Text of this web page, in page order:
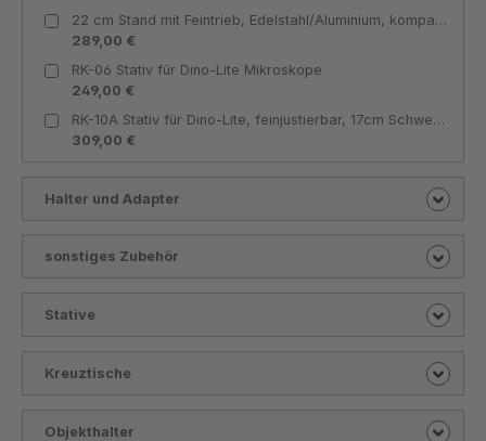
22 cm Stand mit Feintrieb, Edelstahl/Aluminium, kompatibel mit allen Dino‑Lite Modellen - Dino-Lite
289,00 €
RK-06 Stativ für Dino-Lite Mikroskope
249,00 €
RK-10A Stativ für Dino-Lite, feinjustierbar, 17cm Schwenkarm, Schnellspannknopf, Metallbauweise - Dino-Lite
309,00 €
Halter und Adapter
sonstiges Zubehör
Stative
Kreuztische
Objekthalter